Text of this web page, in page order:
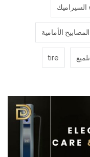
السيراميك
الأمامية
تلميع tire